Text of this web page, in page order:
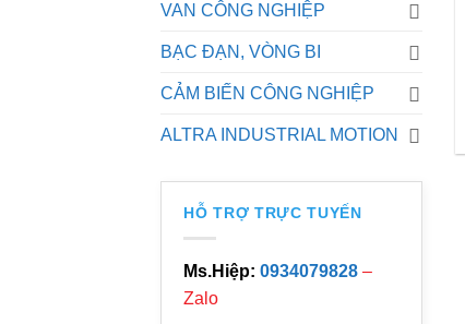
VAN CÔNG NGHIỆP
BẠC ĐẠN, VÒNG BI
CẢM BIẾN CÔNG NGHIỆP
ALTRA INDUSTRIAL MOTION
HỖ TRỢ TRỰC TUYẾN
Ms.Hiệp: 0934079828 –
Zalo